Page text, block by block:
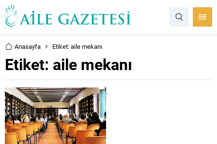
Anasayfa Etiket: aile mekanı
Etiket: aile mekanı